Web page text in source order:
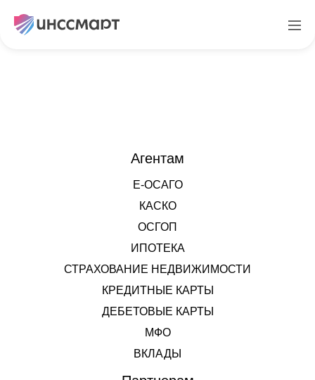
Агентам
Е-ОСАГО
КАСКО
ОСГОП
ИПОТЕКА
СТРАХОВАНИЕ НЕДВИЖИМОСТИ
КРЕДИТНЫЕ КАРТЫ
ДЕБЕТОВЫЕ КАРТЫ
ВКЛАДЫ
МФО